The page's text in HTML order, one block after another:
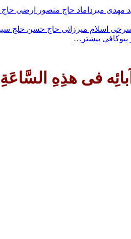
مهدى ميرداماد حاج منصور ارضی
اسلام ميرزائى حاج حسن خلج
بیوکافی بیشتر…
السَّاعَةِ وَفی